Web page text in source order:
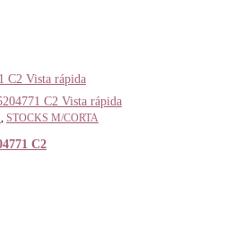
Vista rápida
Vista rápida
STOCKS M/CORTA
C2